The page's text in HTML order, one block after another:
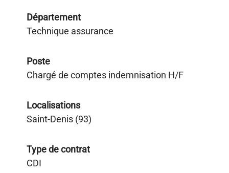
Département
Technique assurance
Poste
Chargé de comptes indemnisation H/F
Localisations
Saint-Denis (93)
Type de contrat
CDI